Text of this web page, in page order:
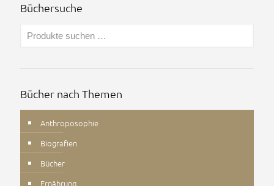
Büchersuche
Bücher nach Themen
Anthroposophie
Biografien
Bücher
Ernährung